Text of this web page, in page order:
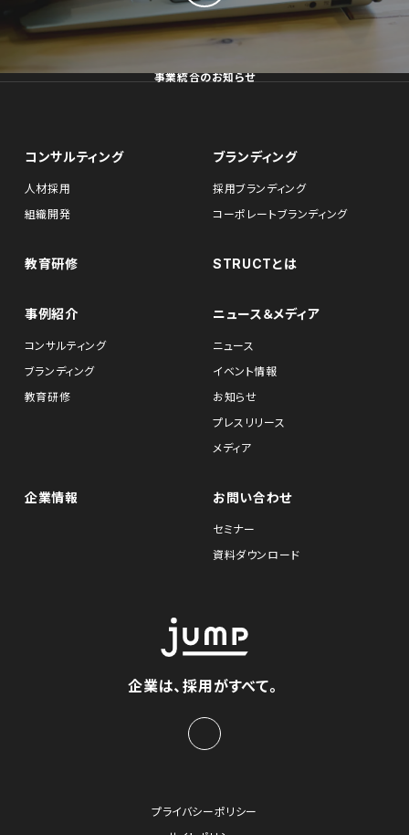
事業統合のお知らせ
コンサルティング
人材採用
組織開発
ブランディング
採用ブランディング
コーポレートブランディング
教育研修 STRUCTとは
事例紹介
コンサルティング
ブランディング
教育研修
ニュース＆メディア
ニュース
イベント情報
お知らせ
プレスリリース
メディア
企業情報 お問い合わせ
セミナー
資料ダウンロード
企業は、採用がすべて。
プライバシーポリシー